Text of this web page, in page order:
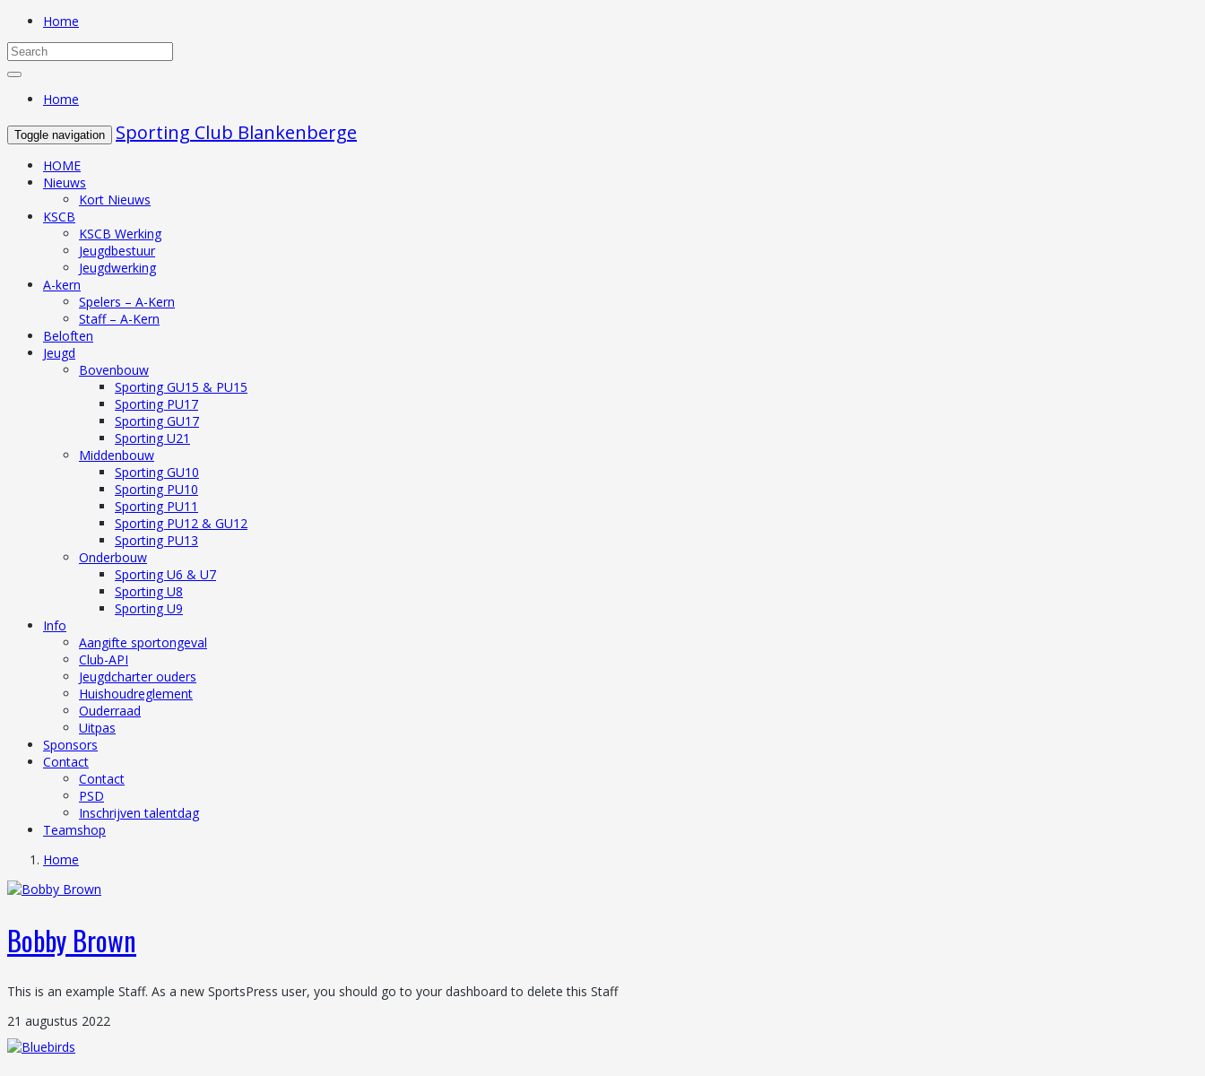
Home
Home
Toggle navigation Sporting Club Blankenberge
HOME
Nieuws
Kort Nieuws
KSCB
KSCB Werking
Jeugdbestuur
Jeugdwerking
A-kern
Spelers – A-Kern
Staff – A-Kern
Beloften
Jeugd
Bovenbouw
Sporting GU15 & PU15
Sporting PU17
Sporting GU17
Sporting U21
Middenbouw
Sporting GU10
Sporting PU10
Sporting PU11
Sporting PU12 & GU12
Sporting PU13
Onderbouw
Sporting U6 & U7
Sporting U8
Sporting U9
Info
Aangifte sportongeval
Club-API
Jeugdcharter ouders
Huishoudreglement
Ouderraad
Uitpas
Sponsors
Contact
Contact
PSD
Inschrijven talentdag
Teamshop
Home
Bobby Brown
This is an example Staff. As a new SportsPress user, you should go to your dashboard to delete this Staff
21 augustus 2022